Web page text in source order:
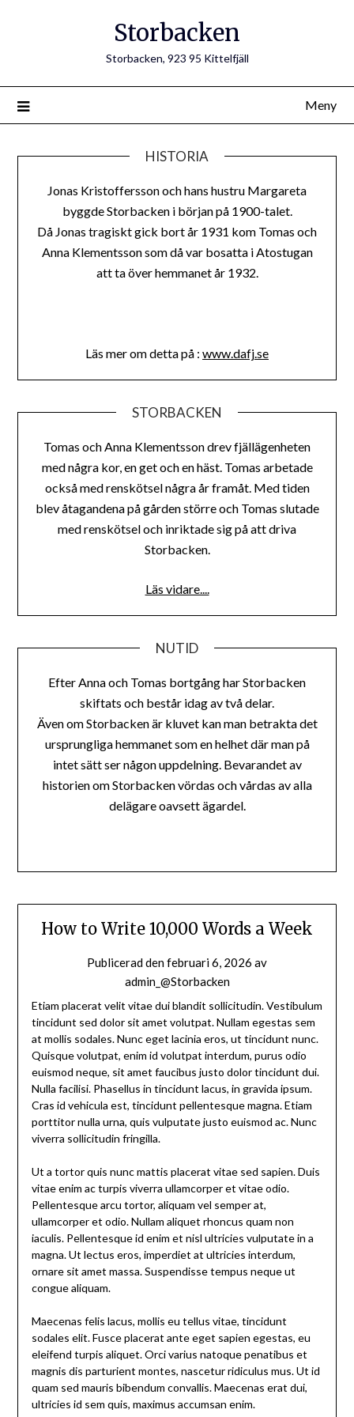
Storbacken
Storbacken, 923 95 Kittelfjäll
Meny
HISTORIA
Jonas Kristoffersson och hans hustru Margareta
byggde Storbacken i början på 1900-talet.
Då Jonas tragiskt gick bort år 1931 kom Tomas och
Anna Klementsson som då var bosatta i Atostugan
att ta över hemmanet år 1932.
Läs mer om detta på : www.dafj.se
STORBACKEN
Tomas och Anna Klementsson drev fjällägenheten
med några kor, en get och en häst. Tomas arbetade
också med renskötsel några år framåt. Med tiden
blev åtagandena på gården större och Tomas slutade
med renskötsel och inriktade sig på att driva
Storbacken.
Läs vidare....
NUTID
Efter Anna och Tomas bortgång har Storbacken
skiftats och består idag av två delar.
Även om Storbacken är kluvet kan man betrakta det
ursprungliga hemmanet som en helhet där man på
intet sätt ser någon uppdelning. Bevarandet av
historien om Storbacken vördas och vårdas av alla
delägare oavsett ägardel.
How to Write 10,000 Words a Week
Publicerad denfebruari 6, 2026 av
admin_@Storbacken
Etiam placerat velit vitae dui blandit sollicitudin. Vestibulum
tincidunt sed dolor sit amet volutpat. Nullam egestas sem
at mollis sodales. Nunc eget lacinia eros, ut tincidunt nunc.
Quisque volutpat, enim id volutpat interdum, purus odio
euismod neque, sit amet faucibus justo dolor tincidunt dui.
Nulla facilisi. Phasellus in tincidunt lacus, in gravida ipsum.
Cras id vehicula est, tincidunt pellentesque magna. Etiam
porttitor nulla urna, quis vulputate justo euismod ac. Nunc
viverra sollicitudin fringilla.
Ut a tortor quis nunc mattis placerat vitae sed sapien. Duis
vitae enim ac turpis viverra ullamcorper et vitae odio.
Pellentesque arcu tortor, aliquam vel semper at,
ullamcorper et odio. Nullam aliquet rhoncus quam non
iaculis. Pellentesque id enim et nisl ultricies vulputate in a
magna. Ut lectus eros, imperdiet at ultricies interdum,
ornare sit amet massa. Suspendisse tempus neque ut
congue aliquam.
Maecenas felis lacus, mollis eu tellus vitae, tincidunt
sodales elit. Fusce placerat ante eget sapien egestas, eu
eleifend turpis aliquet. Orci varius natoque penatibus et
magnis dis parturient montes, nascetur ridiculus mus. Ut id
quam sed mauris bibendum convallis. Maecenas erat dui,
ultricies id sem quis, maximus accumsan enim.